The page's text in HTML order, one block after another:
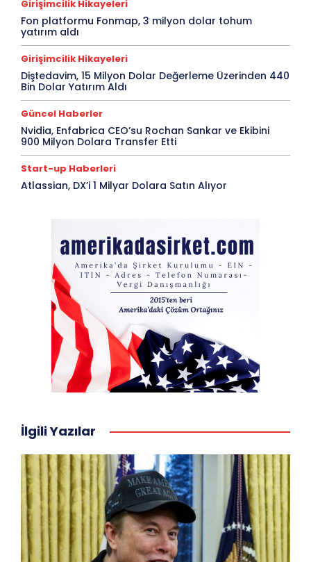
Girişimcilik Hikayeleri
Fon platformu Fonmap, 3 milyon dolar tohum
yatırım aldı
Girişimcilik Hikayeleri
Diştedavim, 15 Milyon Dolar Değerleme Üzerinden 440
Bin Dolar Yatırım Aldı
Güncel Haberler
Nvidia, Enfabrica CEO’su Rochan Sankar ve Ekibini
900 Milyon Dolara Transfer Etti
Start-up Haberleri
Atlassian, DX’i 1 Milyar Dolara Satın Alıyor
İlgili Yazılar